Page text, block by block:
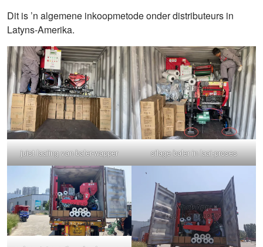
Dit is ’n algemene inkoopmetode onder distributeurs in
Latyns-Amerika.
juist laaiing van baler-wapper silage baler in laai-proses